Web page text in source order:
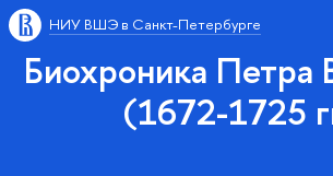
НИУ ВШЭ в Санкт-Петербурге
Биохроника Петра
(1672-1725